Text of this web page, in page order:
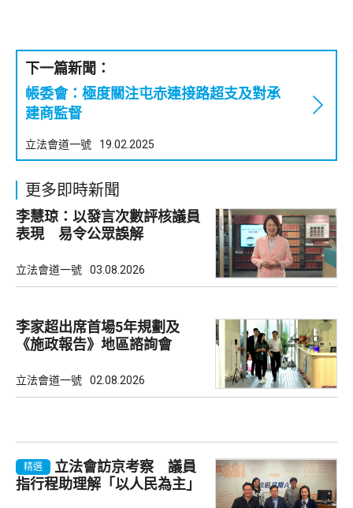
下一篇新聞：
帳委會：極度關注屯赤連接路超支及對承
建商監督
立法會道一號 19.02.2025
更多即時新聞
李慧琼：以發言次數評核議員
表現 易令公眾誤解
立法會道一號 03.08.2026
李家超出席首場5年規劃及
《施政報告》地區諮詢會
立法會道一號 02.08.2026
精選
立法會訪京考察 議員
指行程助理解「以人民為主」